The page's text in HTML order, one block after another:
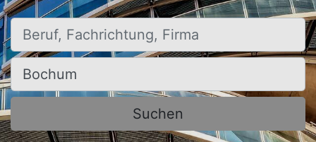
Beruf, Fachrichtung, Firma
Ort, Stadt
Suchen